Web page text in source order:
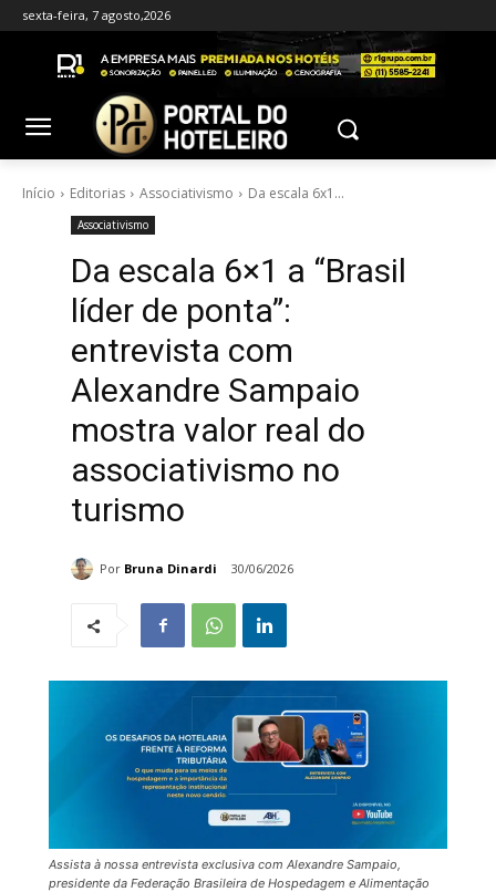
sexta-feira, 7 agosto,2026
Início Editorias Associativismo Da escala 6x1...
Associativismo
Da escala 6×1 a “Brasil
líder de ponta”:
entrevista com
Alexandre Sampaio
mostra valor real do
associativismo no
turismo
Por Bruna Dinardi 30/06/2026
Assista à nossa entrevista exclusiva com Alexandre Sampaio,
presidente da Federação Brasileira de Hospedagem e Alimentação